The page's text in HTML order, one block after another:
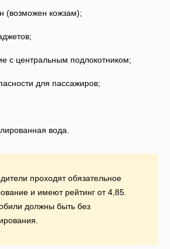
(возможен кожзам);
с центральным подлокотником;
для пассажиров;
вода.
проходят обязательное
и имеют рейтинг от 4,85.
должны быть без